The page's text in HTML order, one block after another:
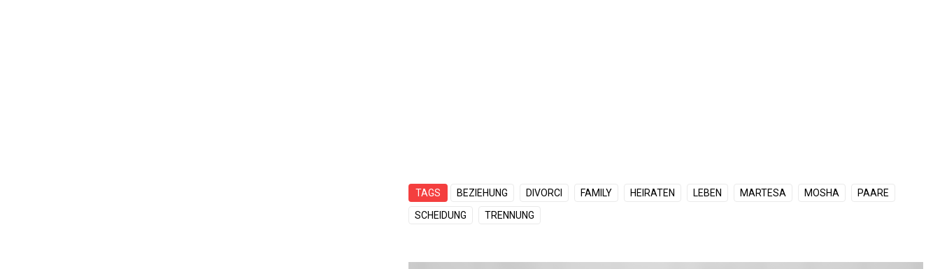
TAGS BEZIEHUNG DIVORCI FAMILY HEIRATEN LEBEN MARTESA MOSHA
PAARE
SCHEIDUNG
TRENNUNG